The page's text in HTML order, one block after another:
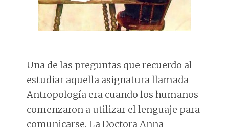
Una de las preguntas que recuerdo al
estudiar aquella asignatura llamada
Antropología era cuando los humanos
comenzaron a utilizar el lenguaje para
comunicarse. La Doctora Anna